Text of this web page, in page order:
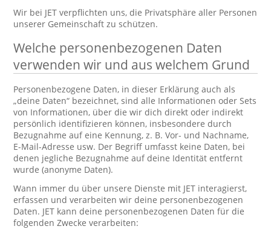
Wir bei JET verpflichten uns, die Privatsphäre aller Personen
unserer Gemeinschaft zu schützen.
Welche personenbezogenen Daten
verwenden wir und aus welchem Grund
Personenbezogene Daten, in dieser Erklärung auch als
„deine Daten“ bezeichnet, sind alle Informationen oder Sets
von Informationen, über die wir dich direkt oder indirekt
persönlich identifizieren können, insbesondere durch
Bezugnahme auf eine Kennung, z. B. Vor- und Nachname,
E-Mail-Adresse usw. Der Begriff umfasst keine Daten, bei
denen jegliche Bezugnahme auf deine Identität entfernt
wurde (anonyme Daten).
Wann immer du über unsere Dienste mit JET interagierst,
erfassen und verarbeiten wir deine personenbezogenen
Daten. JET kann deine personenbezogenen Daten für die
folgenden Zwecke verarbeiten: